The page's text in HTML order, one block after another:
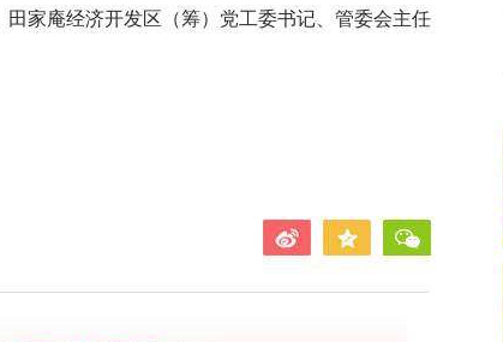
家庵经济开发区（筹）党工委书记、管委会主任